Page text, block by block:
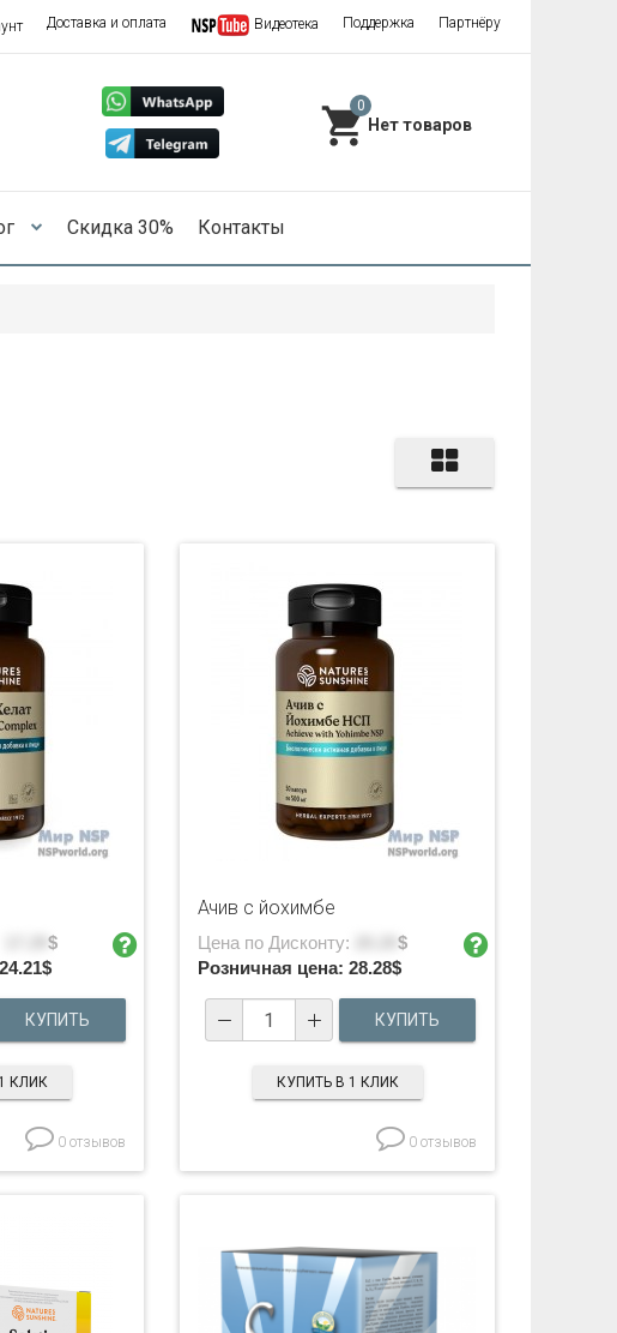
Доставка и оплата Видеотека Поддержка Партнёру
0
Скидка 30% Контакты
$
24.21$
КЛИК
0 отзывов
Ачив с йохимбе
Цена по Дисконту: 20.20$
Розничная цена:28.28$
КУПИТЬ В 1 КЛИК
0 отзывов